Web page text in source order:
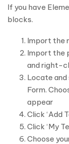
If you have
blocks.
Import the
Import the
and right-
Locate
Form.
appear
Click ‘Add
Click ‘My
Choose